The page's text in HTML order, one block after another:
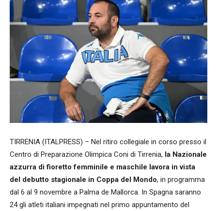
TIRRENIA (ITALPRESS) – Nel ritiro collegiale in corso presso il
Centro di Preparazione Olimpica Coni di Tirrenia, la Nazionale
azzurra di fioretto femminile e maschile lavora in vista
del debutto stagionale in Coppa del Mondo, in programma
dal 6 al 9 novembre a Palma de Mallorca. In Spagna saranno
24 gli atleti italiani impegnati nel primo appuntamento del